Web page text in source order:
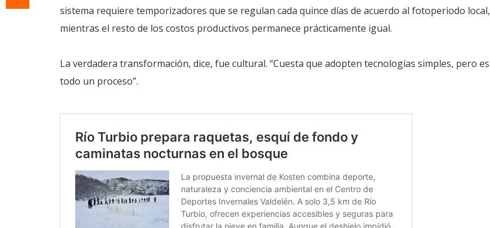
sistema requiere temporizadores que se regulan cada quince días de acuerdo al fotoperiodo local,
mientras el resto de los costos productivos permanece prácticamente igual.
La verdadera transformación, dice, fue cultural. “Cuesta que adopten tecnologías simples, pero es
todo un proceso”.